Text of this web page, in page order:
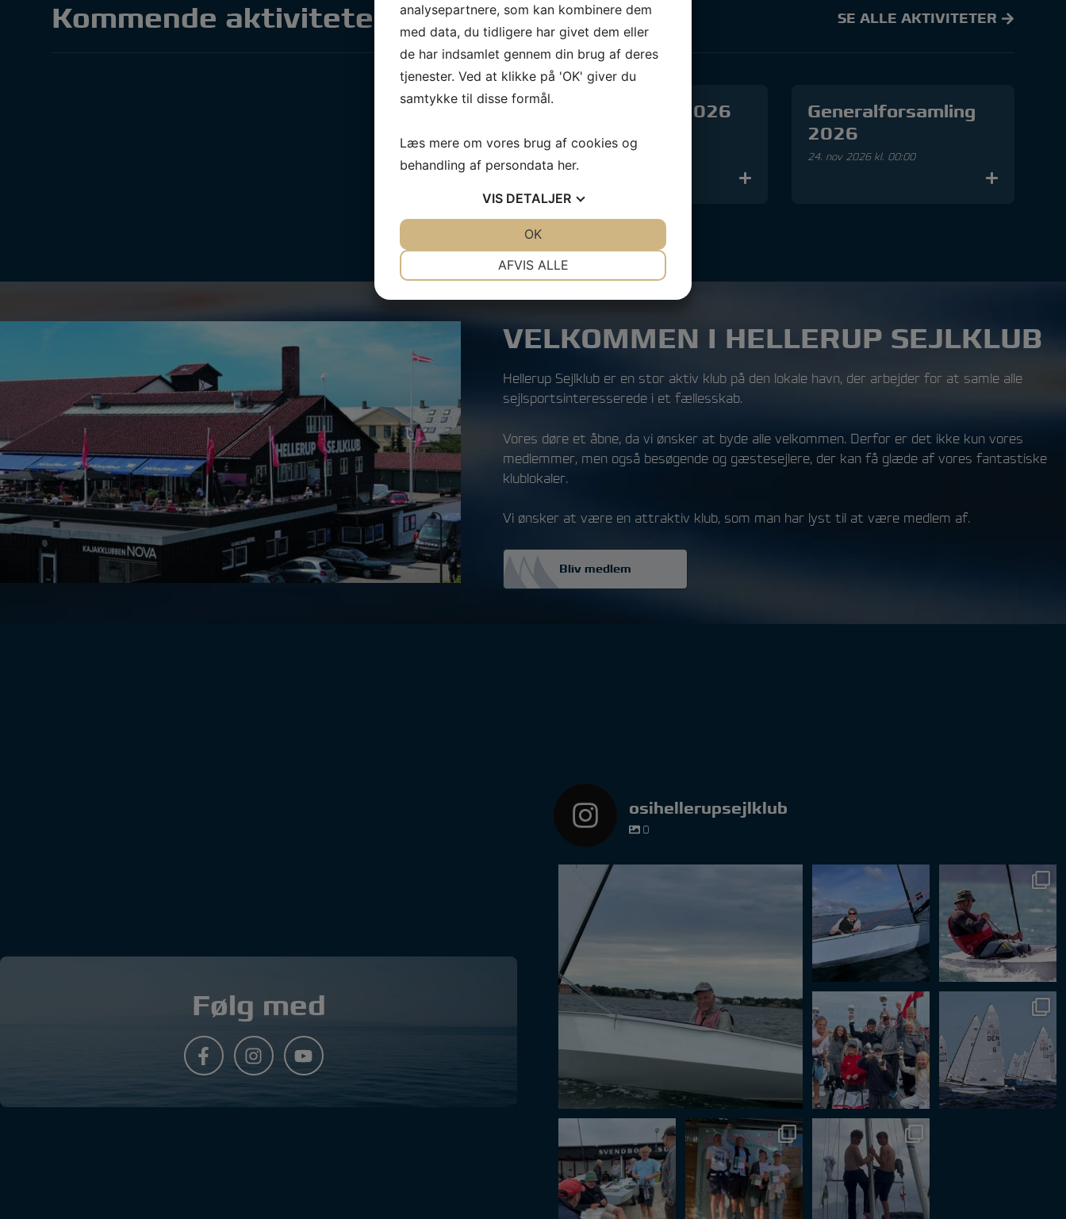
Kommende aktiviteter SE ALLE AKTIVITETER
Afriggerfest 2026
31. okt 2026 kl. 18:00
Generalforsamling
2026
24. nov 2026 kl. 00:00
VELKOMMEN I HELLERUP SEJLKLUB
Hellerup Sejlklub er en stor aktiv klub på den lokale havn, der arbejder for at samle alle
sejlsportsinteresserede i et fællesskab.
Vores døre et åbne, da vi ønsker at byde alle velkommen. Derfor er det ikke kun vores
medlemmer, men også besøgende og gæstesejlere, der kan få glæde af vores fantastiske
klublokaler.
Vi ønsker at være en attraktiv klub, som man har lyst til at være medlem af.
Bliv medlem
Følg med
osihellerupsejlklub
0
#Lindhardtsen #1945 #okdinghy
#uge42 #efterår
...
Drengene kæmper for
Endnu en weekend med
super godt humør og
flotte ...
#okdinghy
#nordicchampionship
#hellerup #stormybay
B A K K E N 🎡 B A N D I T T E R 😎
analysepartnere, som kan kombinere dem
med data, du tidligere har givet dem eller
de har indsamlet gennem din brug af deres
tjenester. Ved at klikke på 'OK' giver du
samtykke til disse formål.
Læs mere om vores brug af cookies og
behandling af persondata her.
VIS DETALJER
AFVIS ALLE
OK